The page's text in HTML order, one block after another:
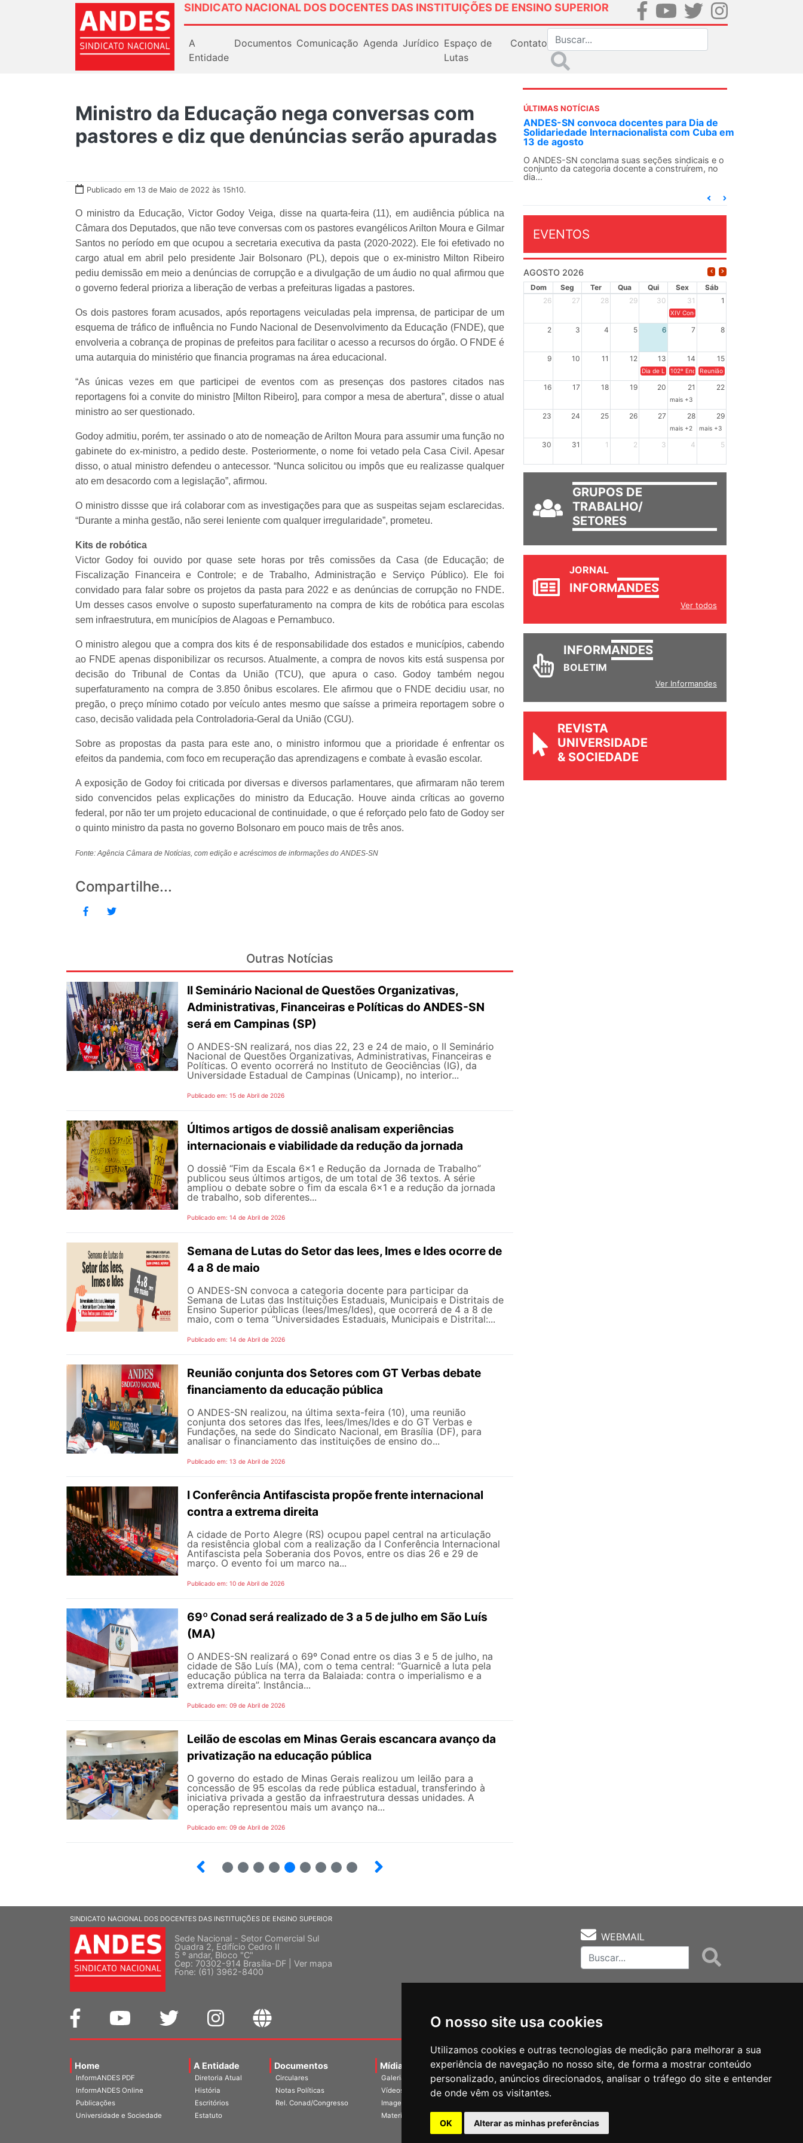
O nosso site usa cookies
Utilizamos cookies e outras tecnologias de medição para melhorar a sua
experiência de navegação no nosso site, de forma a mostrar conteúdo
personalizado, anúncios direcionados, analisar o tráfego do site e entender
de onde vêm os visitantes.
OK Alterar as minhas preferências
SINDICATO NACIONAL DOS DOCENTES DAS INSTITUIÇÕES DE ENSINO SUPERIOR
A
Entidade
Documentos Comunicação Agenda Jurídico Espaço de
Lutas
Contato
Ministro da Educação nega conversas com
pastores e diz que denúncias serão apuradas
Publicado em 13 de Maio de 2022 às 15h10.
O ministro da Educação, Victor Godoy Veiga, disse na quarta-feira (11), em audiência pública na
Câmara dos Deputados, que não teve conversas com os pastores evangélicos Arilton Moura e Gilmar
Santos no período em que ocupou a secretaria executiva da pasta (2020-2022). Ele foi efetivado no
cargo atual em abril pelo presidente Jair Bolsonaro (PL), depois que o ex-ministro Milton Ribeiro
pediu demissão em meio a denúncias de corrupção e a divulgação de um áudio no qual afirmou que
o governo federal prioriza a liberação de verbas a prefeituras ligadas a pastores.
Os dois pastores foram acusados, após reportagens veiculadas pela imprensa, de participar de um
esquema de tráfico de influência no Fundo Nacional de Desenvolvimento da Educação (FNDE), que
envolveria a cobrança de propinas de prefeitos para facilitar o acesso a recursos do órgão. O FNDE é
uma autarquia do ministério que financia programas na área educacional.
“As únicas vezes em que participei de eventos com as presenças dos pastores citados nas
reportagens foi a convite do ministro [Milton Ribeiro], para compor a mesa de abertura”, disse o atual
ministro ao ser questionado.
Godoy admitiu, porém, ter assinado o ato de nomeação de Arilton Moura para assumir uma função no
gabinete do ex-ministro, a pedido deste. Posteriormente, o nome foi vetado pela Casa Civil. Apesar
disso, o atual ministro defendeu o antecessor. “Nunca solicitou ou impôs que eu realizasse qualquer
ato em desacordo com a legislação”, afirmou.
O ministro dissse que irá colaborar com as investigações para que as suspeitas sejam esclarecidas.
“Durante a minha gestão, não serei leniente com qualquer irregularidade”, prometeu.
Kits de robótica
Victor Godoy foi ouvido por quase sete horas por três comissões da Casa (de Educação; de
Fiscalização Financeira e Controle; e de Trabalho, Administração e Serviço Público). Ele foi
convidado para falar sobre os projetos da pasta para 2022 e as denúncias de corrupção no FNDE.
Um desses casos envolve o suposto superfaturamento na compra de kits de robótica para escolas
sem infraestrutura, em municípios de Alagoas e Pernambuco.
O ministro alegou que a compra dos kits é de responsabilidade dos estados e municípios, cabendo
ao FNDE apenas disponibilizar os recursos. Atualmente, a compra de novos kits está suspensa por
decisão do Tribunal de Contas da União (TCU), que apura o caso. Godoy também negou
superfaturamento na compra de 3.850 ônibus escolares. Ele afirmou que o FNDE decidiu usar, no
pregão, o preço mínimo cotado por veículo antes mesmo que saísse a primeira reportagem sobre o
caso, decisão validada pela Controladoria-Geral da União (CGU).
Sobre as propostas da pasta para este ano, o ministro informou que a prioridade é enfrentar os
efeitos da pandemia, com foco em recuperação das aprendizagens e combate à evasão escolar.
A exposição de Godoy foi criticada por diversas e diversos parlamentares, que afirmaram não terem
sido convencidos pelas explicações do ministro da Educação. Houve ainda críticas ao governo
federal, por não ter um projeto educacional de continuidade, o que é reforçado pelo fato de Godoy ser
o quinto ministro da pasta no governo Bolsonaro em pouco mais de três anos.
Fonte: Agência Câmara de Notícias, com edição e acréscimos de informações do ANDES-SN
Compartilhe...
Outras Notícias
II Seminário Nacional de Questões Organizativas,
Administrativas, Financeiras e Políticas do ANDES-SN
será em Campinas (SP)
O ANDES-SN realizará, nos dias 22, 23 e 24 de maio, o II Seminário
Nacional de Questões Organizativas, Administrativas, Financeiras e
Políticas. O evento ocorrerá no Instituto de Geociências (IG), da
Universidade Estadual de Campinas (Unicamp), no interior...
Publicado em: 15 de Abril de 2026
Últimos artigos de dossiê analisam experiências
internacionais e viabilidade da redução da jornada
O dossiê “Fim da Escala 6×1 e Redução da Jornada de Trabalho”
publicou seus últimos artigos, de um total de 36 textos. A série
ampliou o debate sobre o fim da escala 6x1 e a redução da jornada
de trabalho, sob diferentes...
Publicado em: 14 de Abril de 2026
Semana de Lutas do Setor das Iees, Imes e Ides ocorre de
4 a 8 de maio
O ANDES-SN convoca a categoria docente para participar da
Semana de Lutas das Instituições Estaduais, Municipais e Distritais de
Ensino Superior públicas (Iees/Imes/Ides), que ocorrerá de 4 a 8 de
maio, com o tema “Universidades Estaduais, Municipais e Distrital:...
Publicado em: 14 de Abril de 2026
Reunião conjunta dos Setores com GT Verbas debate
financiamento da educação pública
O ANDES-SN realizou, na última sexta-feira (10), uma reunião
conjunta dos setores das Ifes, Iees/Imes/Ides e do GT Verbas e
Fundações, na sede do Sindicato Nacional, em Brasília (DF), para
analisar o financiamento das instituições de ensino do...
Publicado em: 13 de Abril de 2026
I Conferência Antifascista propõe frente internacional
contra a extrema direita
A cidade de Porto Alegre (RS) ocupou papel central na articulação
da resistência global com a realização da I Conferência Internacional
Antifascista pela Soberania dos Povos, entre os dias 26 e 29 de
março. O evento foi um marco na...
Publicado em: 10 de Abril de 2026
69º Conad será realizado de 3 a 5 de julho em São Luís
(MA)
O ANDES-SN realizará o 69º Conad entre os dias 3 e 5 de julho, na
cidade de São Luís (MA), com o tema central: “Guarnicê a luta pela
educação pública na terra da Balaiada: contra o imperialismo e a
extrema direita”. Instância...
Publicado em: 09 de Abril de 2026
Leilão de escolas em Minas Gerais escancara avanço da
privatização na educação pública
O governo do estado de Minas Gerais realizou um leilão para a
concessão de 95 escolas da rede pública estadual, transferindo à
iniciativa privada a gestão da infraestrutura dessas unidades. A
operação representou mais um avanço na...
Publicado em: 09 de Abril de 2026
ÚLTIMAS NOTÍCIAS
ANDES-SN convoca docentes para Dia de
Solidariedade Internacionalista com Cuba em
13 de agosto
O ANDES-SN conclama suas seções sindicais e o
conjunto da categoria docente a construírem, no
Em decisão inédita, Justiça Federal condena
ex-agente da ditadura por estupro
Federal Criminal do Rio de Janeiro condenou o...
EVENTOS
AGOSTO 2026
Dom Seg Ter Qua Qui Sex
Sáb
26
27 28 29 30 31 1
XIV Congresso Brasileiro de
2 3 4 5 6 7 8
9 10 11 12 13 14 15
Dia de Luta em Defesa de Cuba e da Soberania dos
102º Encontro da Regional Leste, “Em terra
Reunião GTPE.
16 17 18 19 20 21 22
mais +3
23 24 25 26 27 28 29
mais +2 mais +3
30 31 1 2 3 4 5
GRUPOS DE
TRABALHO/
SETORES
JORNAL
INFORMANDES
Ver todos
INFORMANDES
BOLETIM
Ver Informandes
REVISTA
UNIVERSIDADE
& SOCIEDADE
SINDICATO NACIONAL DOS DOCENTES DAS INSTITUIÇÕES DE ENSINO SUPERIOR
Sede Nacional - Setor Comercial Sul
Quadra 2, Edifício Cedro II
5 º andar, Bloco "C"
Cep: 70302-914 Brasília-DF | Ver mapa
Fone: (61) 3962-8400
WEBMAIL
Home
InformANDES PDF
InformANDES Online
Publicações
Universidade e Sociedade
A Entidade
Diretoria Atual
História
Escritórios
Estatuto
Documentos
Circulares
Notas Políticas
Rel. Conad/Congresso
Mídias
Galerias
Vídeos
Imagens
Materiais
Agenda Notícias Notas Técnicas Fale Conocsco